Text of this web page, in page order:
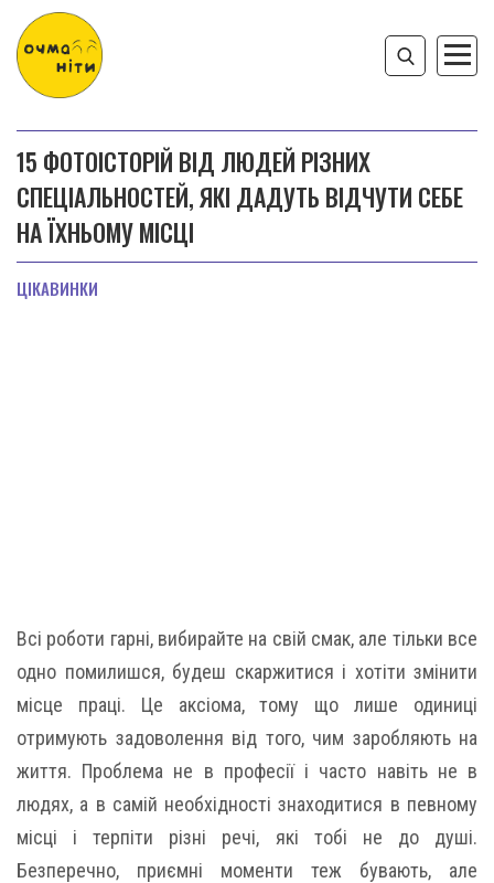
15 ФОТОІСТОРІЙ ВІД ЛЮДЕЙ РІЗНИХ
СПЕЦІАЛЬНОСТЕЙ, ЯКІ ДАДУТЬ ВІДЧУТИ СЕБЕ
НА ЇХНЬОМУ МІСЦІ
ЦІКАВИНКИ
Всі роботи гарні, вибирайте на свій смак, але тільки все
одно помилишся, будеш скаржитися і хотіти змінити
місце праці. Це аксіома, тому що лише одиниці
отримують задоволення від того, чим заробляють на
життя. Проблема не в професії і часто навіть не в
людях, а в самій необхідності знаходитися в певному
місці і терпіти різні речі, які тобі не до душі.
Безперечно, приємні моменти теж бувають, але